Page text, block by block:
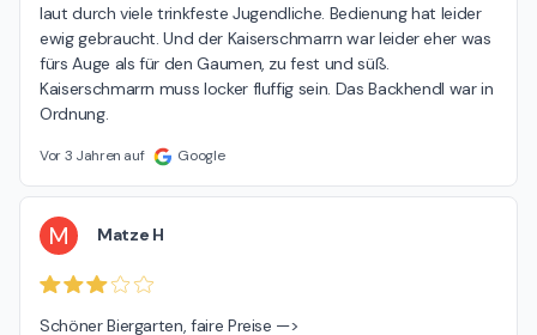
laut durch viele trinkfeste Jugendliche. Bedienung hat leider
ewig gebraucht. Und der Kaiserschmarrn war leider eher was
fürs Auge als für den Gaumen, zu fest und süß.
Kaiserschmarrn muss locker fluffig sein. Das Backhendl war in
Ordnung.
Vor 3 Jahren auf Google
M Matze H
Schöner Biergarten, faire Preise —>